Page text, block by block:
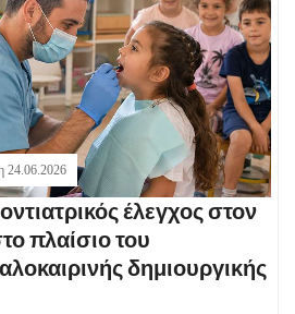
24.06.2026
έλεγχος στον
πλαίσιο του
δημιουργικής